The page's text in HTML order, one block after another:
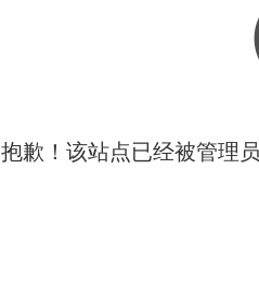
抱歉！该站点已经被管理